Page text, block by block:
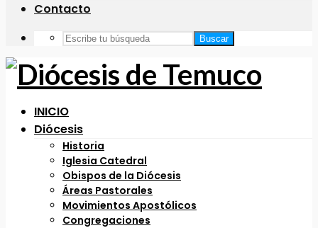
Contacto
Buscar
INICIO
Diócesis
Historia
Iglesia Catedral
Obispos de la Diócesis
Áreas Pastorales
Movimientos Apostólicos
Congregaciones